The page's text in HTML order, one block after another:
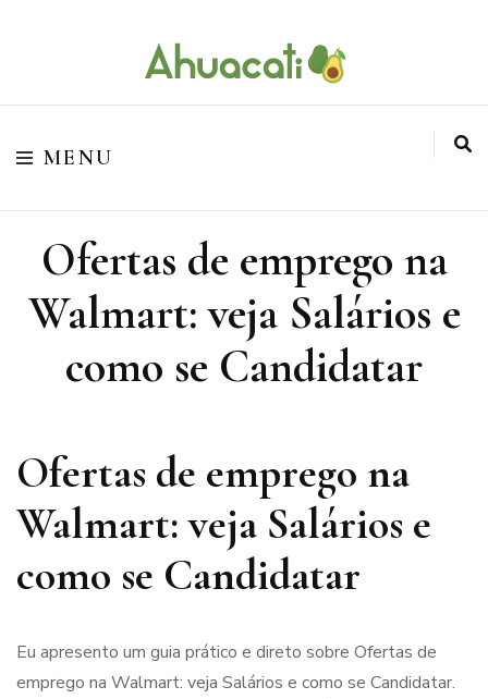
Ahuacati
O melhor da Internet em um só lugar
MENU
Ofertas de emprego na
Walmart: veja Salários e
como se Candidatar
Ofertas de emprego na
Walmart: veja Salários e
como se Candidatar
Eu apresento um guia prático e direto sobre Ofertas de
emprego na Walmart: veja Salários e como se Candidatar.